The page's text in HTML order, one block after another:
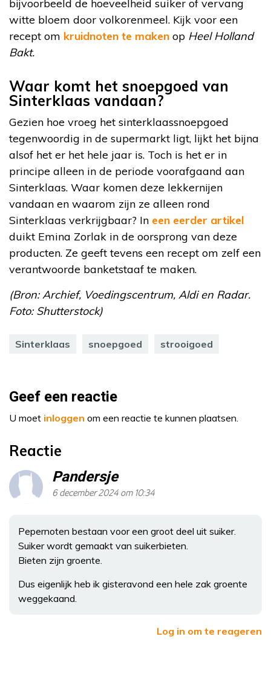
bijvoorbeeld de hoeveelheid suiker of vervang
witte bloem door volkorenmeel. Kijk voor een
recept om kruidnoten te maken op Heel Holland
Bakt.
Waar komt het snoepgoed van
Sinterklaas vandaan?
Gezien hoe vroeg het sinterklaassnoepgoed
tegenwoordig in de supermarkt ligt, lijkt het bijna
alsof het er het hele jaar is. Toch is het er in
principe alleen in de periode voorafgaand aan
Sinterklaas. Waar komen deze lekkernijen
vandaan en waarom zijn ze alleen rond
Sinterklaas verkrijgbaar? In een eerder artikel
duikt Emina Zorlak in de oorsprong van deze
producten. Ze geeft tevens een recept om zelf een
verantwoorde banketstaaf te maken.
(Bron: Archief, Voedingscentrum, Aldi en Radar.
Foto: Shutterstock)
Sinterklaas snoepgoed strooigoed
Geef een reactie
U moet inloggen om een reactie te kunnen plaatsen.
Reactie
Pandersje
6 december 2024 om 10:34
Pepernoten bestaan voor een groot deel uit suiker.
Suiker wordt gemaakt van suikerbieten.
Bieten zijn groente.
Dus eigenlijk heb ik gisteravond een hele zak groente
weggekaand.
Log in om te reageren